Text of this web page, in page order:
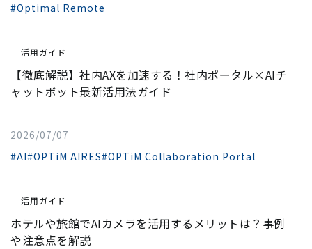
#Optimal Remote
活用ガイド
【徹底解説】社内AXを加速する！社内ポータル×AIチ
ャットボット最新活用法ガイド
2026/07/07
#AI#OPTiM AIRES#OPTiM Collaboration Portal
活用ガイド
ホテルや旅館でAIカメラを活用するメリットは？事例
や注意点を解説